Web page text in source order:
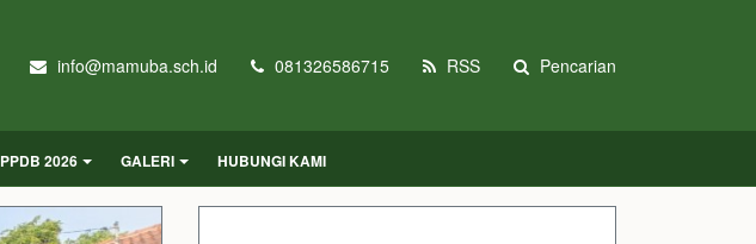
info@mamuba.sch.id 081326586715 RSS Pencarian
PPDB 2026 GALERI HUBUNGI KAMI